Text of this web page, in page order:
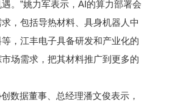
。”姚力军表示，AI的算力部署会
，包括导热材料、具身机器人中
，江丰电子具备研发和产业化的
场需求，把其材料推广到更多的
数据董事、总经理潘文俊表示，